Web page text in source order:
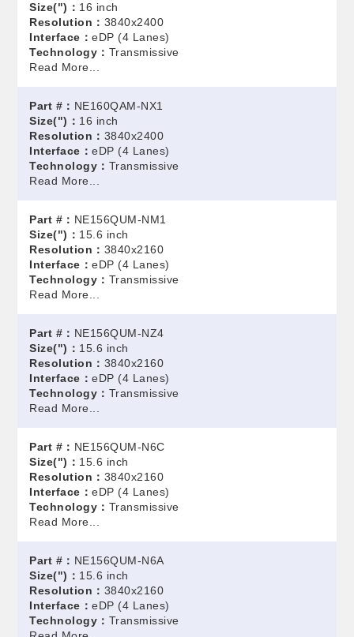
Size(")： 16 inch
Resolution： 3840x2400
Interface：eDP (4 Lanes)
Technology： Transmissive
Read More...
Part #： NE160QAM-NX1
Size(")： 16 inch
Resolution： 3840x2400
Interface：eDP (4 Lanes)
Technology： Transmissive
Read More...
Part #： NE156QUM-NM1
Size(")： 15.6 inch
Resolution： 3840x2160
Interface：eDP (4 Lanes)
Technology： Transmissive
Read More...
Part #： NE156QUM-NZ4
Size(")： 15.6 inch
Resolution： 3840x2160
Interface：eDP (4 Lanes)
Technology： Transmissive
Read More...
Part #： NE156QUM-N6C
Size(")： 15.6 inch
Resolution： 3840x2160
Interface：eDP (4 Lanes)
Technology： Transmissive
Read More...
Part #： NE156QUM-N6A
Size(")： 15.6 inch
Resolution： 3840x2160
Interface：eDP (4 Lanes)
Technology： Transmissive